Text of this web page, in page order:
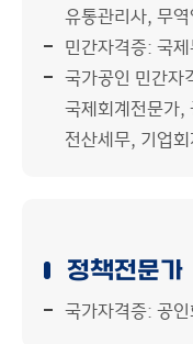
유통관리사, 무역
민간자격증: 국
국가공인 민간자
국제회계전문가,
전산세무, 기업회
정책전문가
국가자격증: 공